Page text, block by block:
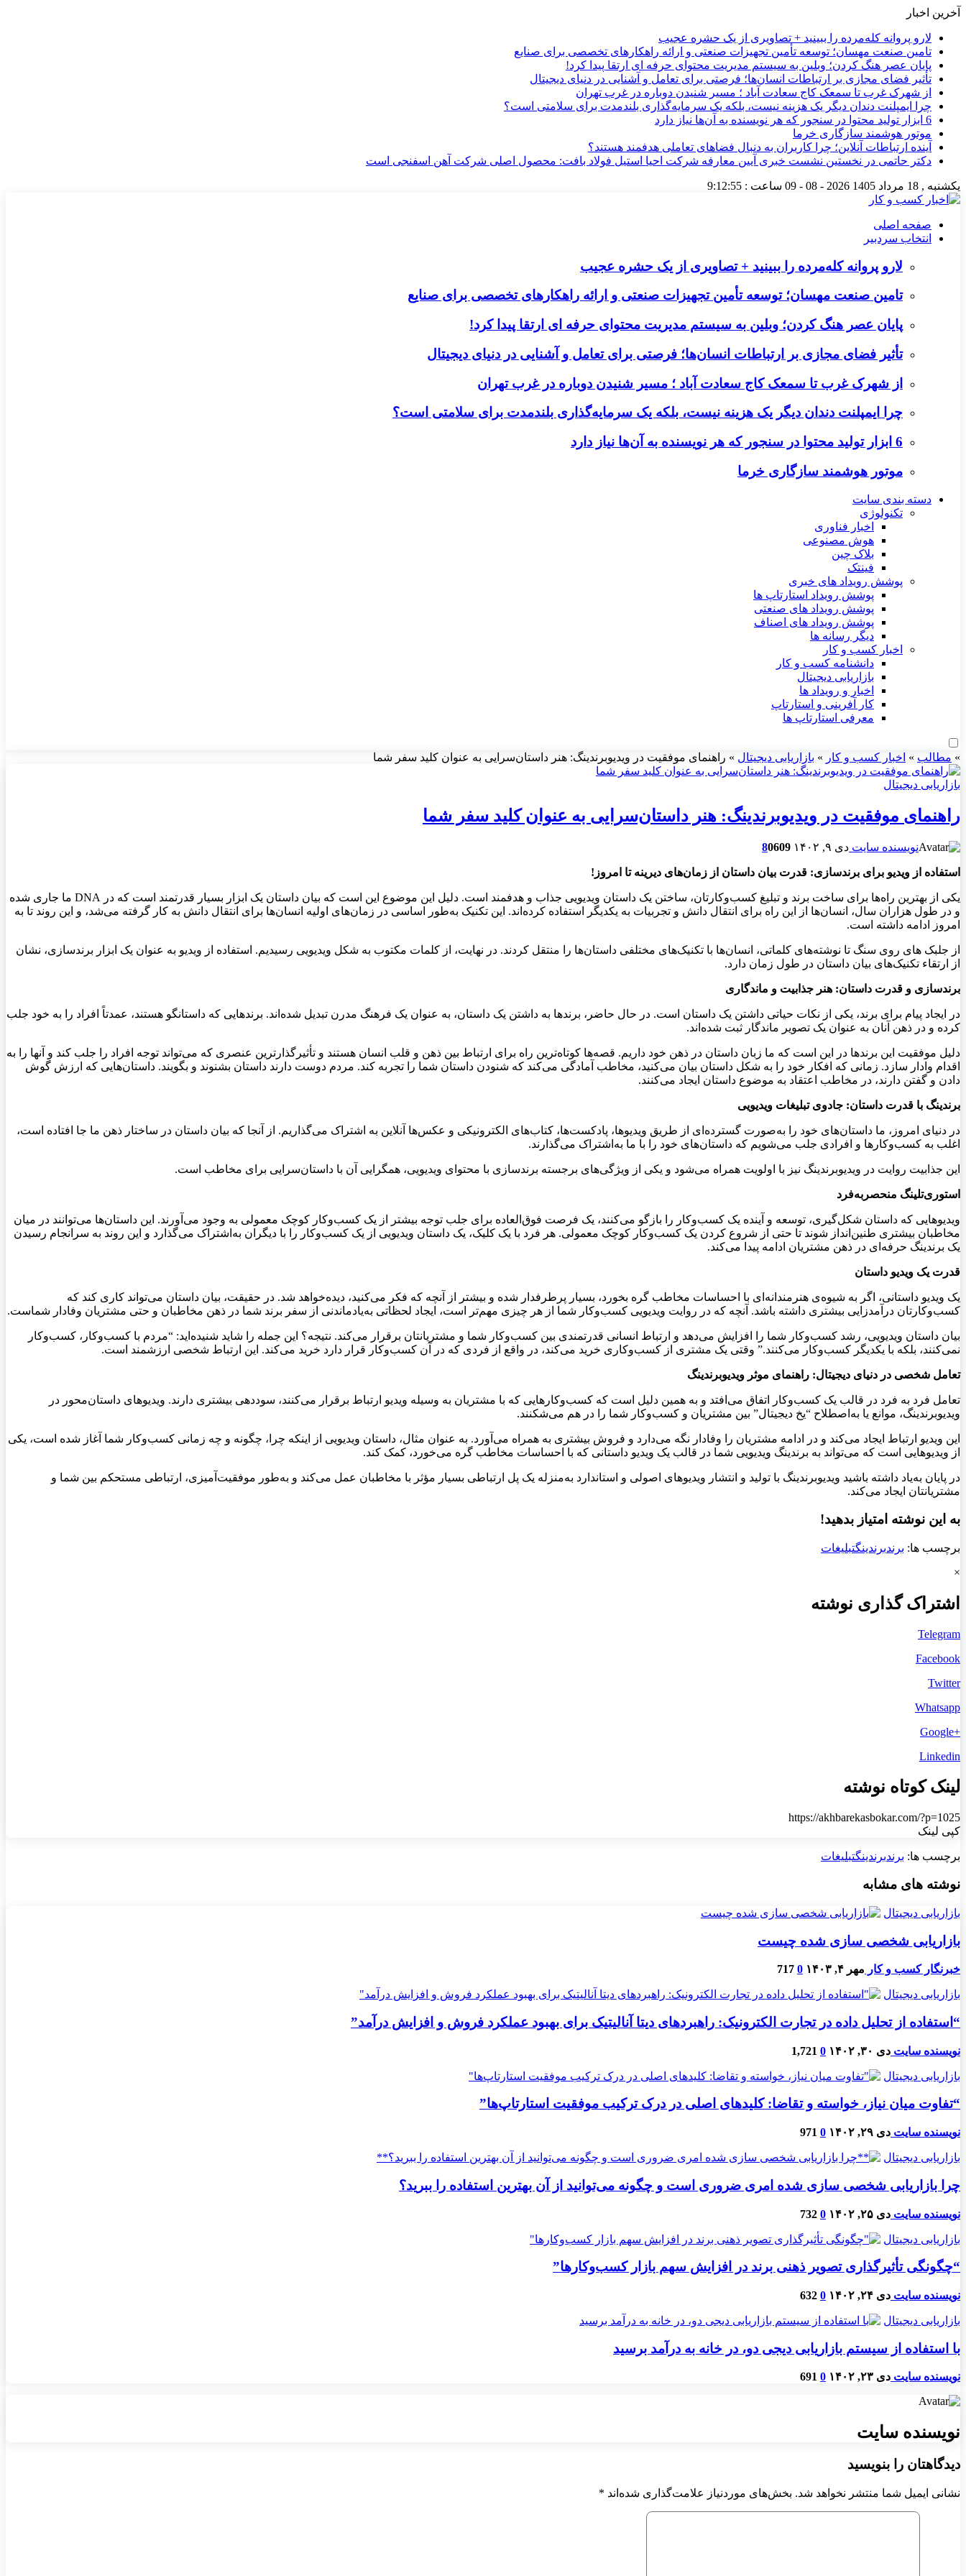
آخرین اخبار
لارو پروانه کله‌مرده را ببینید + تصاویری از یک حشره عجیب
تامین صنعت مهسان؛ توسعه تأمین تجهیزات صنعتی و ارائه راهکارهای تخصصی برای صنایع
پایان عصر هنگ کردن؛ وبلین به سیستم مدیریت محتوای حرفه ای ارتقا پیدا کرد!
تأثیر فضای مجازی بر ارتباطات انسان‌ها؛ فرصتی برای تعامل و آشنایی در دنیای دیجیتال
از شهرک غرب تا سمعک کاج سعادت آباد ؛ مسیر شنیدن دوباره در غرب تهران
چرا ایمپلنت دندان دیگر یک هزینه نیست، بلکه یک سرمایه‌گذاری بلندمدت برای سلامتی است؟
6 ابزار تولید محتوا در سنجور که هر نویسنده به آن‌ها نیاز دارد
موتور هوشمند سازگاری خرما
آینده ارتباطات آنلاین؛ چرا کاربران به دنبال فضاهای تعاملی هدفمند هستند؟
دکتر حاتمی در نخستین نشست خبری آیین معارفه شرکت احیا استیل فولاد بافت: محصول اصلی شرکت آهن اسفنجی است
یکشنبه , 18 مرداد 1405 2026 - 08 - 09 ساعت : 9:12:56
صفحه اصلی
انتخاب سردبیر
لارو پروانه کله‌مرده را ببینید + تصاویری از یک حشره عجیب
تامین صنعت مهسان؛ توسعه تأمین تجهیزات صنعتی و ارائه راهکارهای تخصصی برای صنایع
پایان عصر هنگ کردن؛ وبلین به سیستم مدیریت محتوای حرفه ای ارتقا پیدا کرد!
تأثیر فضای مجازی بر ارتباطات انسان‌ها؛ فرصتی برای تعامل و آشنایی در دنیای دیجیتال
از شهرک غرب تا سمعک کاج سعادت آباد ؛ مسیر شنیدن دوباره در غرب تهران
چرا ایمپلنت دندان دیگر یک هزینه نیست، بلکه یک سرمایه‌گذاری بلندمدت برای سلامتی است؟
6 ابزار تولید محتوا در سنجور که هر نویسنده به آن‌ها نیاز دارد
موتور هوشمند سازگاری خرما
دسته بندی سایت
تکنولوژی
اخبار فناوری
هوش مصنوعی
بلاک چین
فینتک
پوشش رویداد های خبری
پوشش رویداد استارتاپ ها
پوشش رویداد های صنعتی
پوشش رویداد های اصناف
دیگر رسانه ها
اخبار کسب و کار
دانشنامه کسب و کار
بازاریابی دیجیتال
اخبار و رویداد ها
کار آفرینی و استارتاپ
معرفی استارتاپ ها
» مطالب » اخبار کسب و کار » بازاریابی دیجیتال » راهنمای موفقیت در ویدیوبرندینگ: هنر داستان‌سرایی به عنوان کلید سفر شما
بازاریابی دیجیتال
راهنمای موفقیت در ویدیوبرندینگ: هنر داستان‌سرایی به عنوان کلید سفر شما
نویسنده سایت دی ۹, ۱۴۰۲ 80609
استفاده از ویدیو برای برندسازی: قدرت بیان داستان از زمان‌های دیرینه تا امروز!
یکی از بهترین راه‌ها برای ساخت برند و تبلیغ کسب‌وکارتان، ساختن یک داستان ویدیویی جذاب و هدفمند است. دلیل این موضوع این است که بیان داستان یک ابزار بسیار قدرتمند است که در DNA ما جاری شده
و در طول هزاران سال، انسان‌ها از این راه برای انتقال دانش و تجربیات به یکدیگر استفاده کرده‌اند. این تکنیک به‌طور اساسی در زمان‌های اولیه انسان‌ها برای انتقال دانش به کار گرفته می‌شد، و این روند تا به
امروز ادامه داشته است.
از جلبک های روی سنگ تا نوشته‌های کلماتی، انسان‌ها با تکنیک‌های مختلفی داستان‌ها را منتقل کردند. در نهایت، از کلمات مکتوب به شکل ویدیویی رسیدیم. استفاده از ویدیو به عنوان یک ابزار برندسازی، نشان
از ارتقاء تکنیک‌های بیان داستان در طول زمان دارد.
برندسازی و قدرت داستان: هنر جذابیت و ماندگاری
در ایجاد پیام برای برند، یکی از نکات حیاتی داشتن یک داستان است. در حال حاضر، برندها به داشتن یک داستان، به عنوان یک فرهنگ مدرن تبدیل شده‌اند. برندهایی که داستانگو هستند، عمدتاً افراد را به خود جلب
کرده و در ذهن آنان به عنوان یک تصویر ماندگار ثبت شده‌اند.
دلیل موفقیت این برندها در این است که ما زبان داستان در ذهن خود داریم. قصه‌ها کوتاه‌ترین راه برای ارتباط بین ذهن و قلب انسان هستند و تأثیرگذارترین عنصری که می‌تواند توجه افراد را جلب کند و آنها را به
اقدام وادار سازد. زمانی که افکار خود را به شکل داستان بیان می‌کنید، مخاطب آمادگی می‌کند که شنودن داستان شما را تجربه کند. مردم دوست دارند داستان بشنوند و بگویند. داستان‌هایی که ارزش گوش
دادن و گفتن دارند، در مخاطب اعتقاد به موضوع داستان ایجاد می‌کنند.
برندینگ با قدرت داستان: جادوی تبلیغات ویدیویی
در دنیای امروز، ما داستان‌های خود را به‌صورت گسترده‌ای از طریق ویدیوها، پادکست‌ها، کتاب‌های الکترونیکی و عکس‌ها آنلاین به اشتراک می‌گذاریم. از آنجا که بیان داستان در ساختار ذهن ما جا افتاده است،
اغلب به کسب‌وکارها و افرادی جلب می‌شویم که داستان‌های خود را با ما به‌اشتراک می‌گذارند.
این جذابیت روایت در ویدیوبرندینگ نیز با اولویت همراه می‌شود و یکی از ویژگی‌های برجسته برندسازی با محتوای ویدیویی، همگرایی آن با داستان‌سرایی برای مخاطب است.
استوری‌تلینگ منحصربه‌فرد
ویدیوهایی که داستان شکل‌گیری، توسعه و آینده یک کسب‌وکار را بازگو می‌کنند، یک فرصت فوق‌العاده برای جلب توجه بیشتر از یک کسب‌وکار کوچک معمولی به وجود می‌آورند. این داستان‌ها می‌توانند در میان
مخاطبان بیشتری طنین‌انداز شوند تا حتی از شروع کردن یک کسب‌وکار کوچک معمولی. هر فرد با یک کلیک، یک داستان ویدیویی از یک کسب‌وکار را با دیگران به‌اشتراک می‌گذارد و این روند به سرانجام رسیدن
یک برندینگ حرفه‌ای در ذهن مشتریان ادامه پیدا می‌کند.
قدرت یک ویدیو داستان
یک ویدیو داستانی، اگر به شیوه‌ی هنرمندانه‌ای با احساسات مخاطب گره بخورد، بسیار پرطرفدار شده و بیشتر از آنچه که فکر می‌کنید، دیده‌خواهد شد. در حقیقت، بیان داستان می‌تواند کاری کند که
کسب‌وکارتان درآمدزایی بیشتری داشته باشد. آنچه که در روایت ویدیویی کسب‌وکار شما از هر چیزی مهم‌تر است، ایجاد لحظاتی به‌یادماندنی از سفر برند شما در ذهن مخاطبان و حتی مشتریان وفادار شماست.
بیان داستان ویدیویی، رشد کسب‌وکار شما را افزایش می‌دهد و ارتباط انسانی قدرتمندی بین کسب‌وکار شما و مشتریانتان برقرار می‌کند. نتیجه؟ این جمله را شاید شنیده‌اید: “مردم با کسب‌وکار، کسب‌وکار
نمی‌کنند، بلکه با یکدیگر کسب‌وکار می‌کنند.” وقتی یک مشتری از کسب‌وکاری خرید می‌کند، در واقع از فردی که در آن کسب‌وکار قرار دارد خرید می‌کند. این ارتباط شخصی ارزشمند است.
تعامل شخصی در دنیای دیجیتال: راهنمای موثر ویدیوبرندینگ
تعامل فرد به فرد در قالب یک کسب‌وکار اتفاق می‌افتد و به همین دلیل است که کسب‌وکارهایی که با مشتریان به وسیله ویدیو ارتباط برقرار می‌کنند، سوددهی بیشتری دارند. ویدیوهای داستان‌محور در
ویدیوبرندینگ، موانع یا به‌اصطلاح “یخ دیجیتال” بین مشتریان و کسب‌وکار شما را در هم می‌شکنند.
این ویدیو ارتباط ایجاد می‌کند و در ادامه مشتریان را وفادار نگه می‌دارد و فروش بیشتری به همراه می‌آورد. به عنوان مثال، داستان ویدیویی از اینکه چرا، چگونه و چه زمانی کسب‌وکار شما آغاز شده است، یکی
از ویدیوهایی است که می‌تواند به برندینگ ویدیویی شما در قالب یک ویدیو داستانی که با احساسات مخاطب گره می‌خورد، کمک کند.
در پایان به‌یاد داشته باشید ویدیوبرندینگ با تولید و انتشار ویدیوهای اصولی و استاندارد به‌منزله یک پل ارتباطی بسیار مؤثر با مخاطبان عمل می‌کند و به‌طور موفقیت‌آمیزی، ارتباطی مستحکم بین شما و
مشتریانتان ایجاد می‌کند.
به این نوشته امتیاز بدهید!
برچسب ها: برندبرندینگتبلیغات
×
اشتراک گذاری نوشته
Telegram
Facebook
Twitter
Whatsapp
+Google
Linkedin
لینک کوتاه نوشته
https://akhbarekasbokar.com/?p=1025
کپی لینک
برچسب ها: برندبرندینگتبلیغات
نوشته های مشابه
بازاریابی دیجیتال
بازاریابی شخصی سازی شده چیست
خبرنگار کسب و کار مهر ۴, ۱۴۰۳ 0
717
بازاریابی دیجیتال
“استفاده از تحلیل داده در تجارت الکترونیک: راهبردهای دیتا آنالیتیک برای بهبود عملکرد فروش و افزایش درآمد”
نویسنده سایت دی ۳۰, ۱۴۰۲ 0
1,721
بازاریابی دیجیتال
“تفاوت میان نیاز، خواسته و تقاضا: کلیدهای اصلی در درک ترکیب موفقیت استارتاپ‌ها”
نویسنده سایت دی ۲۹, ۱۴۰۲ 0
971
بازاریابی دیجیتال
چرا بازاریابی شخصی سازی شده امری ضروری است و چگونه می‌توانید از آن بهترین استفاده را ببرید؟
نویسنده سایت دی ۲۵, ۱۴۰۲ 0
732
بازاریابی دیجیتال
“چگونگی تأثیرگذاری تصویر ذهنی برند در افزایش سهم بازار کسب‌وکارها”
نویسنده سایت دی ۲۴, ۱۴۰۲ 0
632
بازاریابی دیجیتال
با استفاده از سیستم بازاریابی دیجی دو، در خانه به درآمد برسید
نویسنده سایت دی ۲۳, ۱۴۰۲ 0
691
نویسنده سایت
دیدگاهتان را بنویسید
نشانی ایمیل شما منتشر نخواهد شد. بخش‌های موردنیاز علامت‌گذاری شده‌اند *